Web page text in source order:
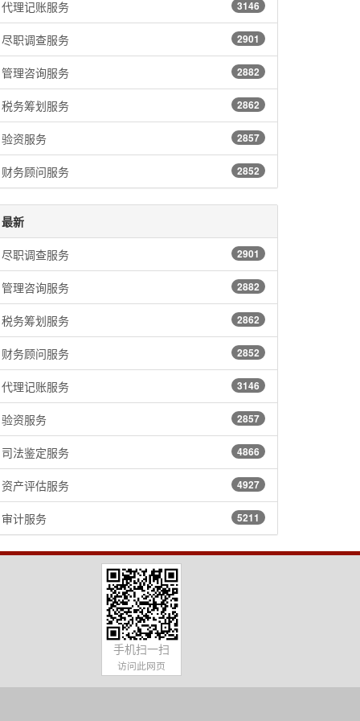
3146
代理记账服务
2901
尽职调查服务
2882
管理咨询服务
2862
税务筹划服务
2857
验资服务
2852
财务顾问服务
最新
2901
尽职调查服务
2882
管理咨询服务
2862
税务筹划服务
2852
财务顾问服务
3146
代理记账服务
2857
验资服务
4866
司法鉴定服务
4927
资产评估服务
5211
审计服务
手机扫一扫
访问此网页